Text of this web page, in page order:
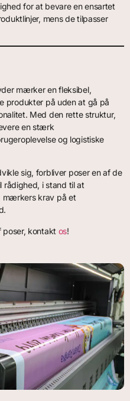
for at bevare en ensartet
mens de tilpasser
mærker en fleksibel,
produkter på uden at gå på
Med den rette struktur,
en stærk
og logistiske
sig, forbliver poser en af de
rådighed, i stand til at
mærkers krav på et
poser, kontakt os!